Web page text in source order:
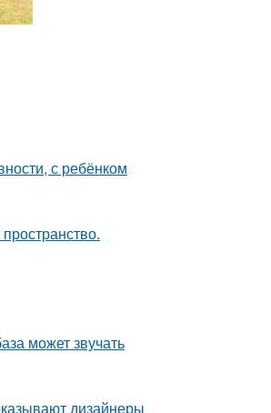
с ребёнком
может звучать
дизайнеры